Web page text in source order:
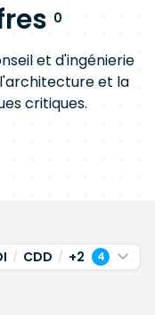
0
et d'ingénierie
et la
critiques.
CDD +2 4